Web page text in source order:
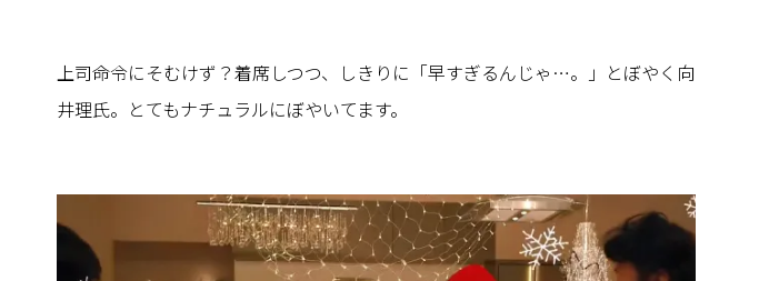
上司命令にそむけず？着席しつつ、しきりに「早すぎるんじゃ…。」とぼやく向
井理氏。とてもナチュラルにぼやいてます。